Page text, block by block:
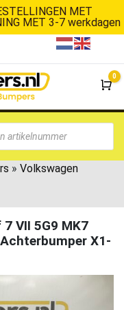
MET
MET 3-7 werkdagen
0
» Volkswagen
VII 5G9 MK7
X1-